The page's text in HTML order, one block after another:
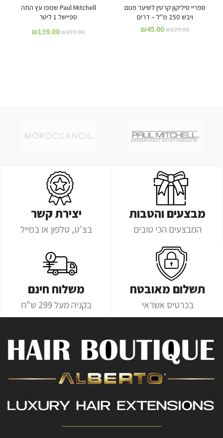
ספריי סיליקון קרטין לשיער פגום
ויבש 250 מ"ל – דרים
₪129.00
₪45.00
Paul Mitchell שמפו עץ התה
ספיישל 1 ליטר
₪199.00
₪139.00
מבצעים והטבות
המבצעים הכי טובים
יצירת קשר
בצ'ט, טלפון או במייל
תשלום מאובטח
בכרטיס אשראי
משלוח חינם
בקניה מעל 299 ש"ח